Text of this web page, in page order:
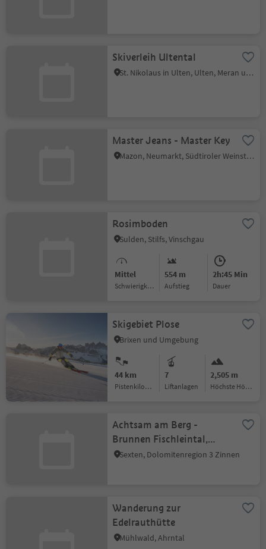
Skiverleih Ultental
St. Nikolaus in Ulten, Ulten, Meran und Umgebung
Master Jeans - Master Key
Mazon, Neumarkt, Südtiroler Weinstraße
Rosimboden
Sulden, Stilfs, Vinschgau
Mittel
Schwierigkeitsgrad
554 m
Aufstieg
2h:45 Min
Dauer
Skigebiet Plose
Brixen und Umgebung
44 km
Pistenkilometer
7
Liftanlagen
2,505 m
Höchste Höhe:
Achtsam am Berg -
Brunnen Fischleintal,
Sexten
Sexten, Dolomitenregion 3 Zinnen
Wanderung zur
Edelrauthütte
Mühlwald, Ahrntal